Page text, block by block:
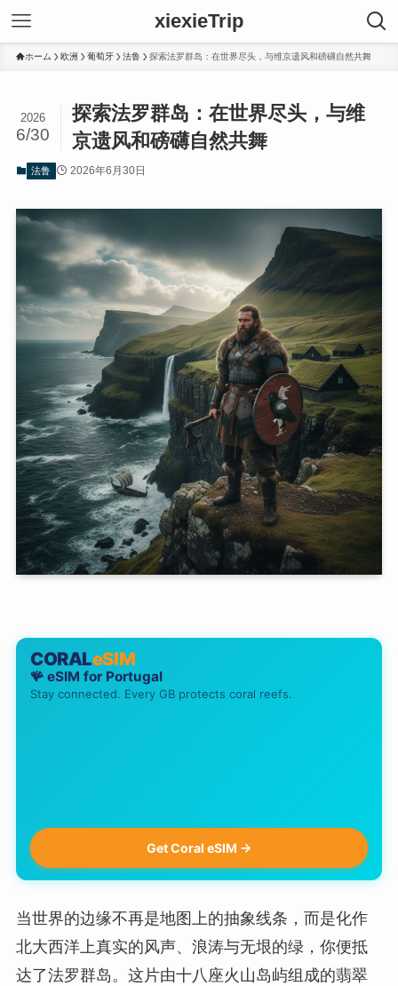
xiexieTrip
ホーム 欧洲 葡萄牙 法鲁 探索法罗群岛：在世界尽头，与维京遗风和磅礴自然共舞
探索法罗群岛：在世界尽头，与维
京遗风和磅礴自然共舞
2026
6/30
法鲁 2026年6月30日
CORALeSIM
🪸 eSIM for Portugal
Stay connected. Every GB protects coral reefs.
Get Coral eSIM →
当世界的边缘不再是地图上的抽象线条，而是化作
北大西洋上真实的风声、浪涛与无垠的绿，你便抵
达了法罗群岛。这片由十八座火山岛屿组成的翡翠